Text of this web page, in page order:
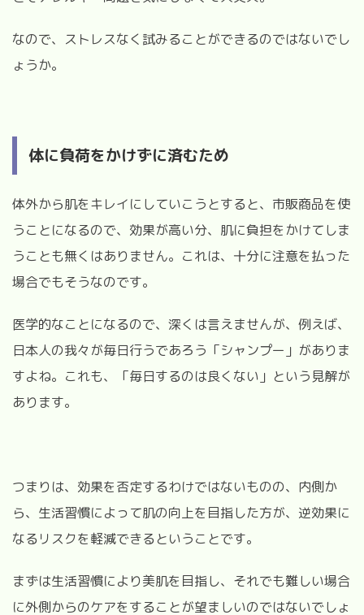
なので、ストレスなく試みることができるのではないでし
ょうか。
体に負荷をかけずに済むため
体外から肌をキレイにしていこうとすると、市販商品を使
うことになるので、効果が高い分、肌に負担をかけてしま
うことも無くはありません。これは、十分に注意を払った
場合でもそうなのです。
医学的なことになるので、深くは言えませんが、例えば、
日本人の我々が毎日行うであろう「シャンプー」がありま
すよね。これも、「毎日するのは良くない」という見解が
あります。
つまりは、効果を否定するわけではないものの、内側か
ら、生活習慣によって肌の向上を目指した方が、逆効果に
なるリスクを軽減できるということです。
まずは生活習慣により美肌を目指し、それでも難しい場合
に外側からのケアをすることが望ましいのではないでしょ